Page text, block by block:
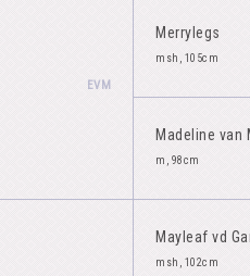
EVM
Merrylegs
msh, 105cm
Madeline van
m, 98cm
Mayleaf vd
msh, 102cm